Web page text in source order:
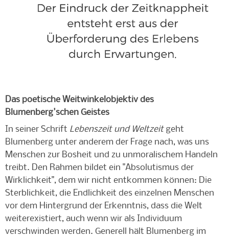
Das poetische Weitwinkelobjektiv des
Blumenberg'schen Geistes
In seiner Schrift Lebenszeit und Weltzeitgeht
Blumenberg unter anderem der Frage nach, was uns
Menschen zur Bosheit und zu unmoralischem Handeln
treibt. Den Rahmen bildet ein "Absolutismus der
Wirklichkeit", dem wir nicht entkommen können: Die
Sterblichkeit, die Endlichkeit des einzelnen Menschen
vor dem Hintergrund der Erkenntnis, dass die Welt
weiterexistiert, auch wenn wir als Individuum
verschwinden werden. Generell hält Blumenberg im